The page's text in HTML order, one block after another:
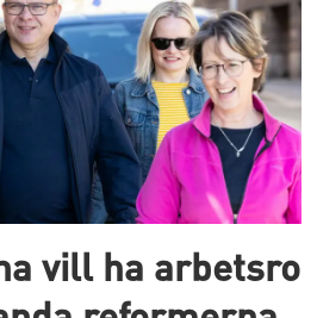
vill ha arbetsro